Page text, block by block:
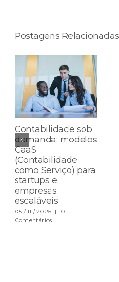
Postagens Relacionadas
Contabilidade sob
demanda: modelos
CaaS
(Contabilidade
como Serviço) para
startups e
empresas
escaláveis
05 / 11 / 2025 |
0
Comentários